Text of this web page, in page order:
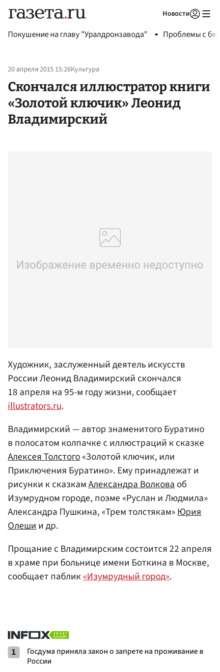
Новости
Покушение на главу "Уралдронзавода" Проблемы с
20 апреля 2015 15:26Культура
Скончался иллюстратор книги
«Золотой ключик» Леонид
Владимирский
Художник, заслуженный деятель искусств
России Леонид Владимирский скончался
18 апреля на 95-м году жизни, сообщает
illustrators.ru.
Владимирский — автор знаменитого Буратино
в полосатом колпачке с иллюстраций к сказке
Алексея Толстого«Золотой ключик, или
Приключения Буратино». Ему принадлежат и
рисунки к сказкамАлександра Волковаоб
Изумрудном городе, поэме «Руслан и Людмила»
Александра Пушкина, «Трем толстякам»Юрия
Олешии др.
Прощание с Владимирским состоится 22 апреля
в храме при больнице имени Боткина в Москве,
сообщает паблик«Изумрудный город».
1
Госдума приняла закон о запрете на проживание в
России